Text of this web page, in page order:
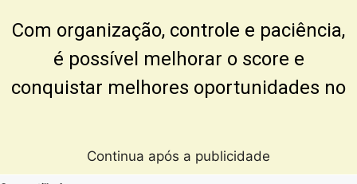
Com organização, controle e paciência,
é possível melhorar o score e
conquistar melhores oportunidades no
Continua após a publicidade